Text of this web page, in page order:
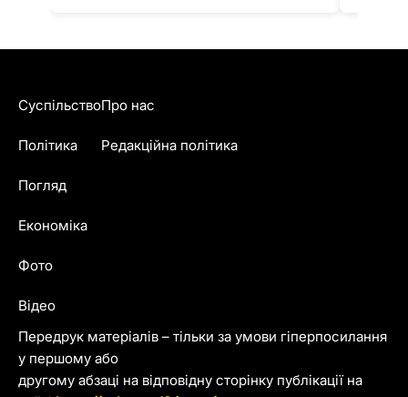
Передрук матеріалів – тільки за умови гіперпосилання
у першому або
другому абзаці на відповідну сторінку публікації на
Суспільство
Політика
Погляд
Економіка
Фото
Відео
Про нас
Редакційна політика